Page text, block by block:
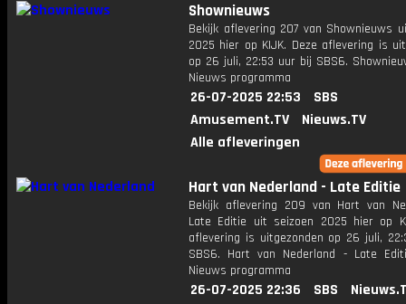
Shownieuws
Bekijk aflevering 207 van Shownieuws
2025 hier op KIJK. Deze aflevering is
op 26 juli, 22:53 uur bij SBS6.
Nieuws programma
26-07-2025 22:53
SBS
Amusement.TV
Nieuws.TV
Alle afleveringen
Hart van Nederland - Late Editie
Bekijk aflevering 209 van Hart van
Late Editie uit seizoen 2025 hier op
aflevering is uitgezonden op 26 juli,
SBS6. Hart van Nederland - Late
Nieuws programma
26-07-2025 22:36 SBS